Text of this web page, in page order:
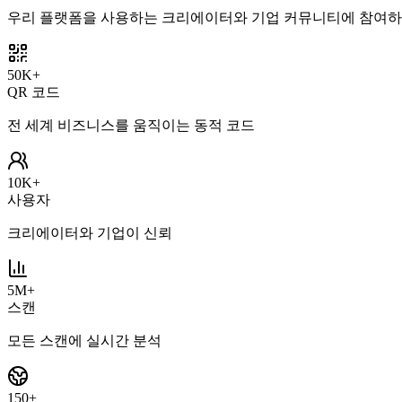
우리 플랫폼을 사용하는 크리에이터와 기업 커뮤니티에 참여
50K+
QR 코드
전 세계 비즈니스를 움직이는 동적 코드
10K+
사용자
크리에이터와 기업이 신뢰
5M+
스캔
모든 스캔에 실시간 분석
150+